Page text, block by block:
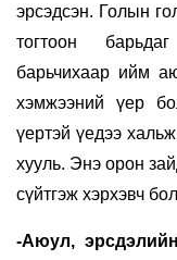
эрсэдсэн. Голын
тогтоон
барьчихаар ийм
хэмжээний үер
үертэй үедээ
хууль. Энэ орон
сүйтгэж хэрхэвч
-Аюул,